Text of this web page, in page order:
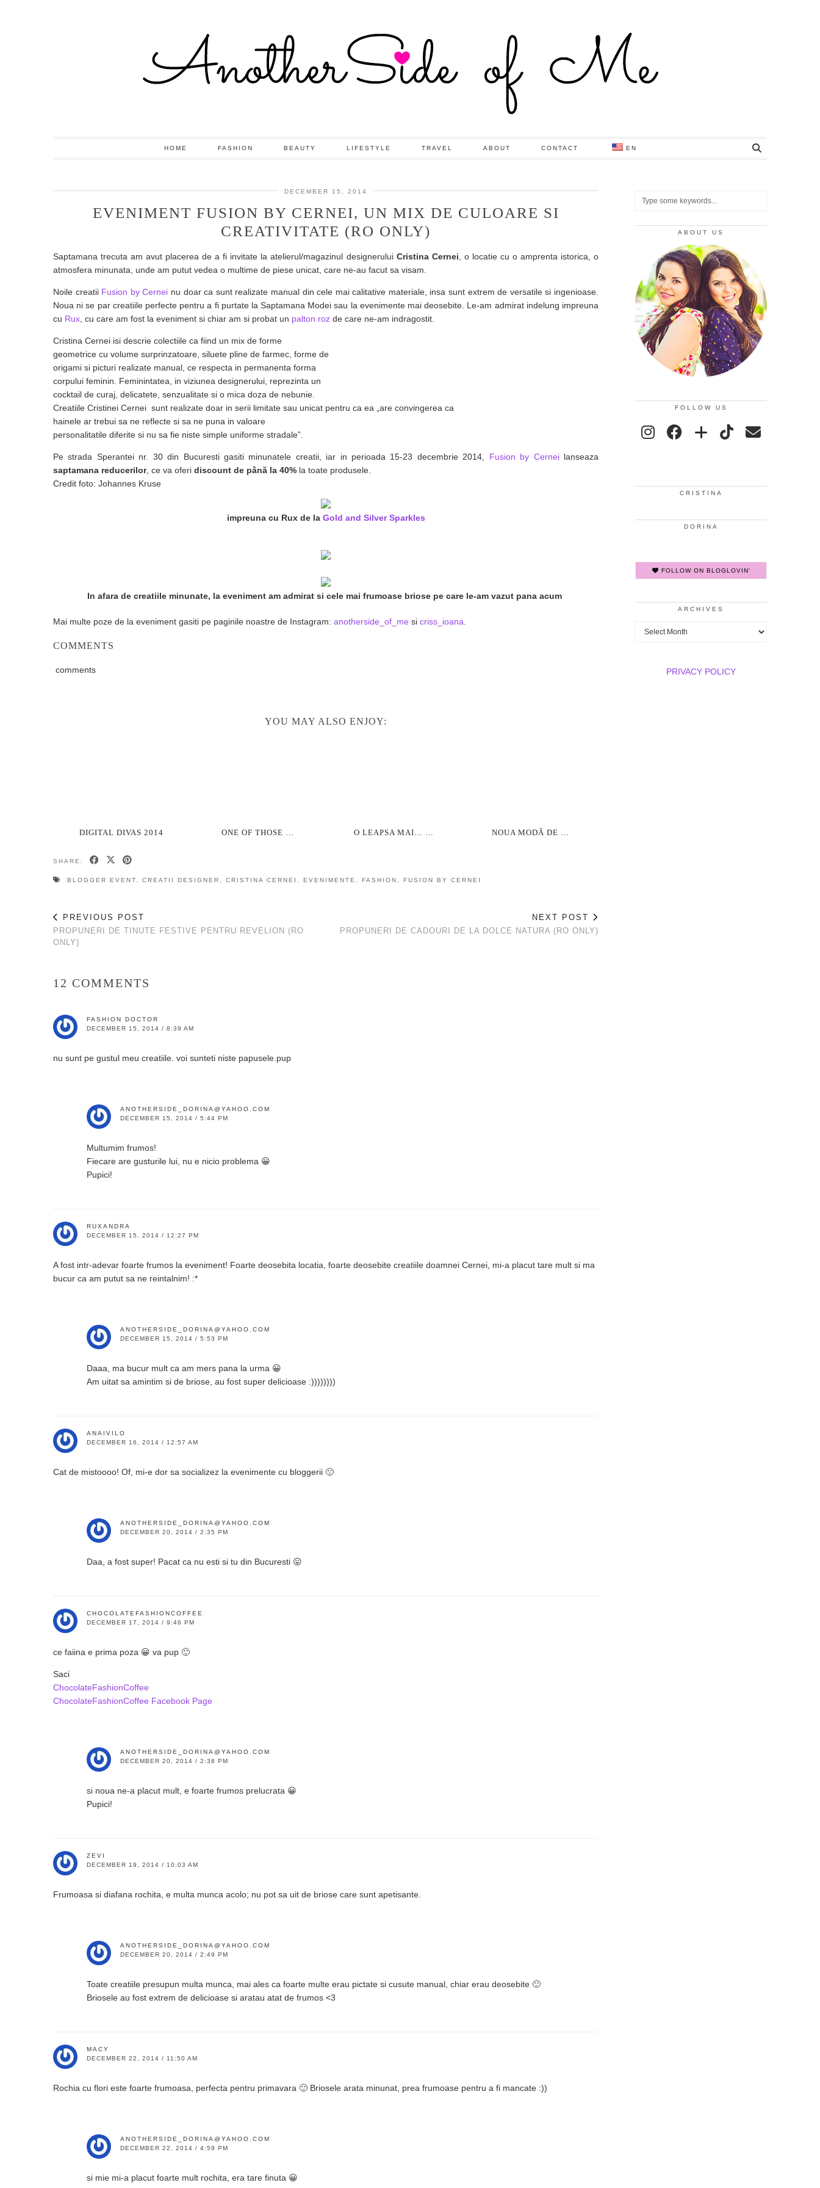
HOME FASHION BEAUTY LIFESTYLE TRAVEL ABOUT CONTACT EN
DECEMBER 15, 2014
EVENIMENT FUSION BY CERNEI, UN MIX DE CULOARE SI
CREATIVITATE (RO ONLY)
Saptamana trecuta am avut placerea de a fi invitate la atelierul/magazinul designerului Cristina Cernei , o locatie cu o amprenta istorica, o
atmosfera minunata, unde am putut vedea o multime de piese unicat, care ne-au facut sa visam.
Noile creatii Fusion by Cernei nu doar ca sunt realizate manual din cele mai calitative materiale, insa sunt extrem de versatile si ingenioase.
Noua ni se par creatiile perfecte pentru a fi purtate la Saptamana Modei sau la evenimente mai deosebite. Le-am admirat indelung impreuna
cu Rux , cu care am fost la eveniment si chiar am si probat un palton roz de care ne-am indragostit.
Cristina Cernei isi descrie colectiile ca fiind un mix de forme
geometrice cu volume surprinzatoare, siluete pline de farmec, forme de
origami si picturi realizate manual, ce respecta in permanenta forma
corpului feminin. Feminintatea, in viziunea designerului, reprezinta un
cocktail de curaj, delicatete, senzualitate si o mica doza de nebunie.
Creatiile Cristinei Cernei sunt realizate doar in serii limitate sau unicat pentru ca ea „are convingerea ca
hainele ar trebui sa ne reflecte si sa ne puna in valoare
personalitatile diferite si nu sa fie niste simple uniforme stradale”.
Pe strada Sperantei nr. 30 din Bucuresti gasiti minunatele creatii, iar in perioada 15-23 decembrie 2014, Fusion by Cernei lanseaza
saptamana reducerilor, ce va oferi discount de până la 40% la toate produsele.
Credit foto: Johannes Kruse
impreuna cu Rux de la Gold and Silver Sparkles
In afara de creatiile minunate, la eveniment am admirat si cele mai frumoase briose pe care le-am vazut pana acum
Mai multe poze de la eveniment gasiti pe paginile noastre de Instagram: anotherside_of_me si criss_ioana
COMMENTS
comments
YOU MAY ALSO ENJOY:
DIGITAL DIVAS 2014 ONE OF THOSE … O LEAPSA MAI… … NOUA MODĂ DE …
SHARE:
BLOGGER EVENT CREATII DESIGNER CRISTINA CERNEI EVENIMENTE FASHION FUSION BY CERNEI
PREVIOUS POST
PROPUNERI DE TINUTE FESTIVE PENTRU REVELION (RO
ONLY)
NEXT POST
PROPUNERI DE CADOURI DE LA DOLCE NATURA (RO ONLY)
12 COMMENTS
FASHION DOCTOR
DECEMBER 15, 2014 / 8:39 AM
nu sunt pe gustul meu creatiile. voi sunteti niste papusele.pup
ANOTHERSIDE_DORINA@YAHOO.COM
DECEMBER 15, 2014 / 5:44 PM
Multumim frumos!
Fiecare are gusturile lui, nu e nicio problema 😀
Pupici!
RUXANDRA
DECEMBER 15, 2014 / 12:27 PM
A fost intr-adevar foarte frumos la eveniment! Foarte deosebita locatia, foarte deosebite creatiile doamnei Cernei, mi-a placut tare mult si ma
bucur ca am putut sa ne reintalnim! :*
ANOTHERSIDE_DORINA@YAHOO.COM
DECEMBER 15, 2014 / 5:53 PM
Daaa, ma bucur mult ca am mers pana la urma 😀
Am uitat sa amintim si de briose, au fost super delicioase :))))))))
ANAIVILO
DECEMBER 16, 2014 / 12:57 AM
Cat de mistoooo! Of, mi-e dor sa socializez la evenimente cu bloggerii 🙁
ANOTHERSIDE_DORINA@YAHOO.COM
DECEMBER 20, 2014 / 2:35 PM
Daa, a fost super! Pacat ca nu esti si tu din Bucuresti 😛
CHOCOLATEFASHIONCOFFEE
DECEMBER 17, 2014 / 9:46 PM
ce faiina e prima poza 😀 va pup 🙂
Saci
ChocolateFashionCoffee
ChocolateFashionCoffee Facebook Page
ANOTHERSIDE_DORINA@YAHOO.COM
DECEMBER 20, 2014 / 2:38 PM
si noua ne-a placut mult, e foarte frumos prelucrata 😀
Pupici!
ZEVI
DECEMBER 19, 2014 / 10:03 AM
Frumoasa si diafana rochita, e multa munca acolo; nu pot sa uit de briose care sunt apetisante.
ANOTHERSIDE_DORINA@YAHOO.COM
DECEMBER 20, 2014 / 2:49 PM
Toate creatiile presupun multa munca, mai ales ca foarte multe erau pictate si cusute manual, chiar erau deosebite 🙂
Briosele au fost extrem de delicioase si aratau atat de frumos <3
MACY
DECEMBER 22, 2014 / 11:50 AM
Rochia cu flori este foarte frumoasa, perfecta pentru primavara 🙂 Briosele arata minunat, prea frumoase pentru a fi mancate :))
ANOTHERSIDE_DORINA@YAHOO.COM
DECEMBER 22, 2014 / 4:59 PM
si mie mi-a placut foarte mult rochita, era tare finuta 😀
ABOUT US
FOLLOW US
CRISTINA
DORINA
FOLLOW ON BLOGLOVIN'
ARCHIVES
Archives
PRIVACY POLICY